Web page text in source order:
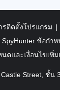
ติดตั้งโปรแกรม
SpyHunter ข้อกำ
ดและเงื่อนไขเพิ่ม
Street, ชั้น